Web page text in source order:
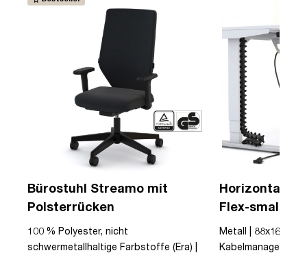
Bürostuhl Streamo mit
Polsterrücken
100 % Polyester, nicht
schwermetallhaltige Farbstoffe (Era) |
Horizontaler
Flex-small +
Kabelführung
Steckdose
Metall |